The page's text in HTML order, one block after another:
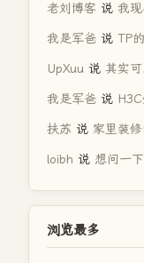
老刘博客 说 我
我是军爸 说 TP
UpXuu 说 其实
我是军爸 说
扶苏 说 家里装
loibh 说 想问一
浏览最多